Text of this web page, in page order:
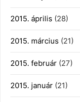
2015. április (28)
2015. március (21)
2015. február (27)
2015. január (21)